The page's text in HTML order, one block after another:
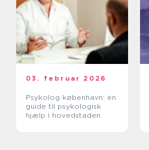
03. februar 2026
Psykolog københavn: en
guide til psykologisk
hjælp i hovedstaden